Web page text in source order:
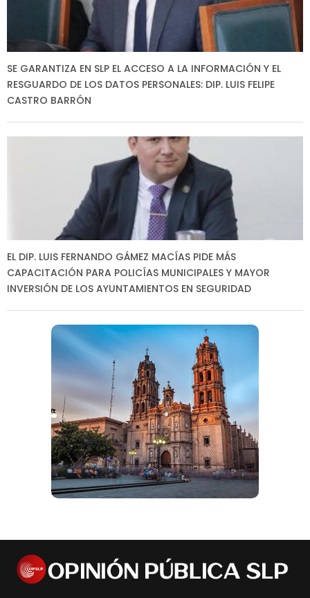
SE GARANTIZA EN SLP EL ACCESO A LA INFORMACIÓN Y EL
RESGUARDO DE LOS DATOS PERSONALES: DIP. LUIS FELIPE
CASTRO BARRÓN
EL DIP. LUIS FERNANDO GÁMEZ MACÍAS PIDE MÁS
CAPACITACIÓN PARA POLICÍAS MUNICIPALES Y MAYOR
INVERSIÓN DE LOS AYUNTAMIENTOS EN SEGURIDAD